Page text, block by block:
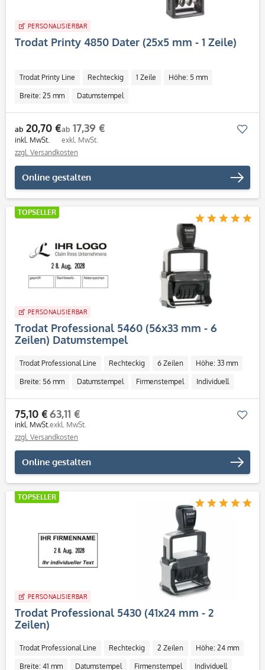
PERSONALISIERBAR
Trodat Printy 4850 Dater (25x5 mm - 1 Zeile)
Trodat Printy Line Rechteckig 1 Zeile Höhe: 5 mm
Breite: 25 mm Datumstempel
ab 20,70 €
inkl. MwSt.
ab 17,39 €
exkl. MwSt.
zzgl. Versandkosten
Online gestalten
TOPSELLER
PERSONALISIERBAR
Trodat Professional 5460 (56x33 mm - 6
Zeilen) Datumstempel
Trodat Professional Line Rechteckig 6 Zeilen Höhe: 33 mm
Breite: 56 mm Datumstempel Firmenstempel Individuell
75,10 €
inkl. MwSt.
63,11 €
exkl. MwSt.
zzgl. Versandkosten
Online gestalten
TOPSELLER
PERSONALISIERBAR
Trodat Professional 5430 (41x24 mm - 2
Zeilen)
Trodat Professional Line Rechteckig 2 Zeilen Höhe: 24 mm
Breite: 41 mm Datumstempel Firmenstempel Individuell